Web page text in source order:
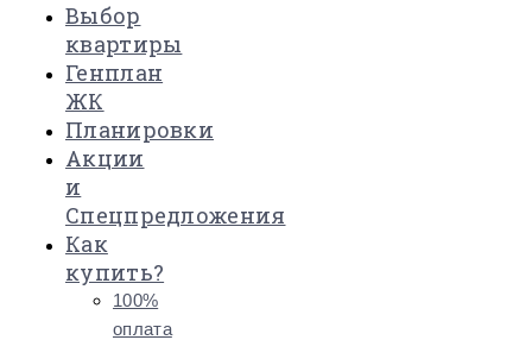
Выбор
квартиры
Генплан
ЖК
Планировки
Акции
и
Спецпредложения
Как
купить?
100%
оплата